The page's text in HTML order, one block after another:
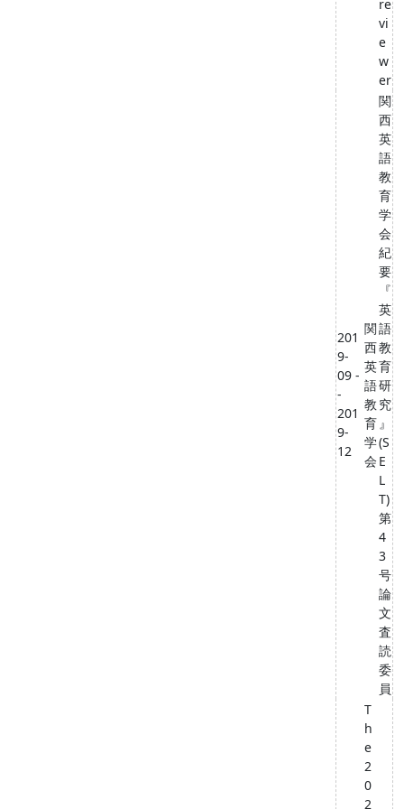
re
vi
e
w
er
201
9-
09 -
-
201
9-
12
関
西
英
語
教
育
学
会
関
西
英
語
教
育
学
会
紀
要
『
英
語
教
育
研
究
』
(S
E
L
T)
第
4
3
号
論
文
査
読
委
員
T
h
e
2
0
2